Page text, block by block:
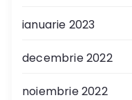
ianuarie 2023
decembrie 2022
noiembrie 2022